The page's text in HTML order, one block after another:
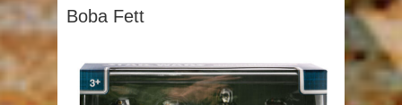
Boba Fett